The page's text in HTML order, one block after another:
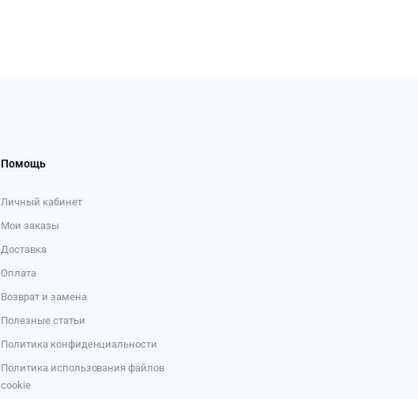
Помощь
Личный кабинет
Мои заказы
Доставка
Оплата
Возврат и замена
Полезные статьи
Политика конфиденциальности
Политика использования файлов
cookie